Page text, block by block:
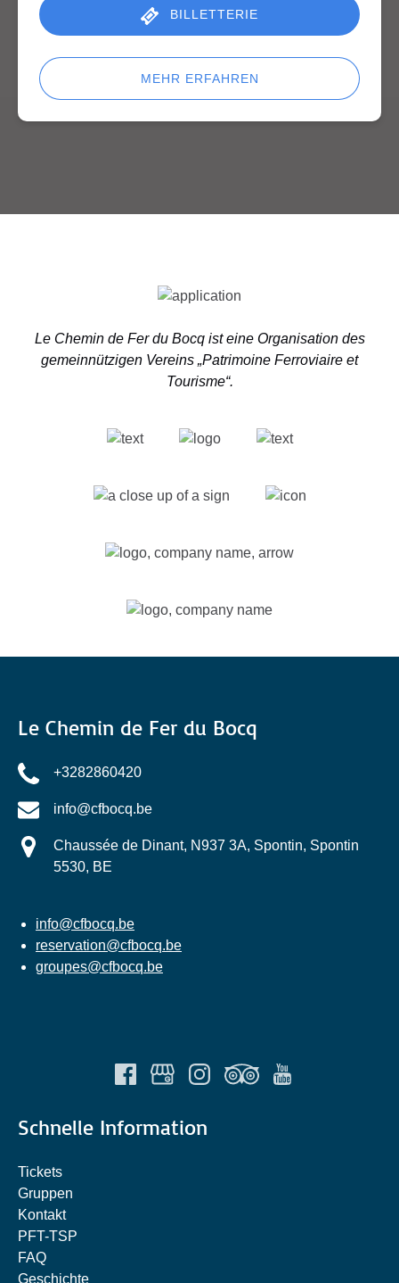
BILLETTERIE
MEHR ERFAHREN
Le Chemin de Fer du Bocq ist eine Organisation des
gemeinnützigen Vereins „Patrimoine Ferroviaire et
Tourisme“.
Le Chemin de Fer du Bocq
+3282860420
info@cfbocq.be
Chaussée de Dinant, N937 3A, Spontin, Spontin
5530, BE
info@cfbocq.be
reservation@cfbocq.be
groupes@cfbocq.be
Schnelle Information
Tickets
Gruppen
Kontakt
PFT-TSP
FAQ
Geschichte